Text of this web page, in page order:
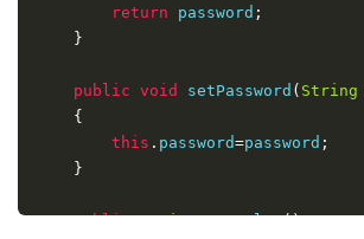
return password ;
}
public void setPassword ( String
{
this . password=password ;
}
public String getTelNo()